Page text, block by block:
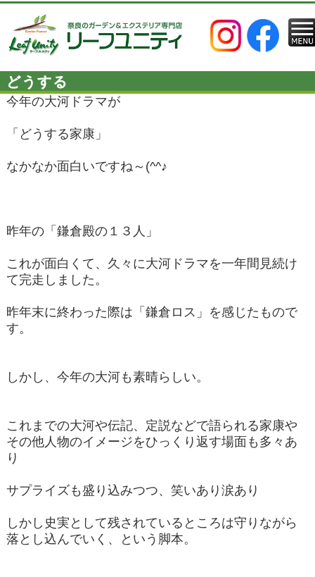
どうする
今年の大河ドラマが
「どうする家康」
なかなか面白いですね～(^^♪
昨年の「鎌倉殿の１３人」
これが面白くて、久々に大河ドラマを一年間見続け
て完走しました。
昨年末に終わった際は「鎌倉ロス」を感じたもので
す。
しかし、今年の大河も素晴らしい。
これまでの大河や伝記、定説などで語られる家康や
その他人物のイメージをひっくり返す場面も多々あ
り
サプライズも盛り込みつつ、笑いあり涙あり
しかし史実として残されているところは守りながら
落とし込んでいく、という脚本。